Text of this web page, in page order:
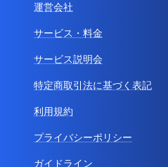
運営会社
サービス・料金
サービス説明会
特定商取引法に基づく表記
利用規約
プライバシーポリシー
ガイドライン